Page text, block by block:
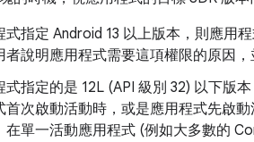
式指定 Android 13 以上版本，則應用
者說明應用程式需要這項權限的原因，
式指定的是 12L (API 級別 32) 以下版
首次啟動活動時，或是應用程式先啟
在單一活動應用程式 (例如大多數的